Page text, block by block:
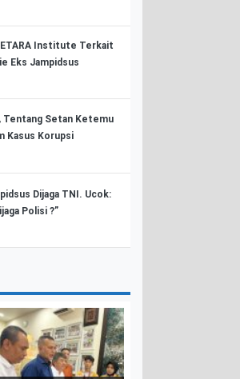
Institute Terkait
Eks Jampidsus
Tentang Setan Ketemu
Kasus Korupsi
Dijaga TNI. Ucok:
Polisi ?”